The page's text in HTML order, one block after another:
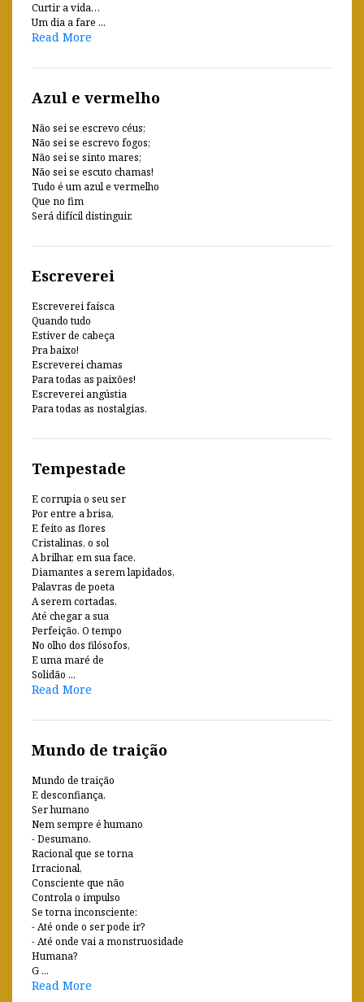
Curtir a vida…
Um dia a fare ...
Read More
Azul e vermelho
Não sei se escrevo céus;
Não sei se escrevo fogos;
Não sei se sinto mares;
Não sei se escuto chamas!
Tudo é um azul e vermelho
Que no fim
Será difícil distinguir.
Escreverei
Escreverei faísca
Quando tudo
Estiver de cabeça
Pra baixo!
Escreverei chamas
Para todas as paixões!
Escreverei angústia
Para todas as nostalgias.
Tempestade
E corrupia o seu ser
Por entre a brisa,
E feito as flores
Cristalinas, o sol
A brilhar, em sua face.
Diamantes a serem lapidados,
Palavras de poeta
A serem cortadas,
Até chegar a sua
Perfeição. O tempo
No olho dos filósofos,
E uma maré de
Solidão ...
Read More
Mundo de traição
Mundo de traição
E desconfiança,
Ser humano
Nem sempre é humano
- Desumano.
Racional que se torna
Irracional,
Consciente que não
Controla o impulso
Se torna inconsciente:
- Até onde o ser pode ir?
- Até onde vai a monstruosidade
Humana?
G ...
Read More